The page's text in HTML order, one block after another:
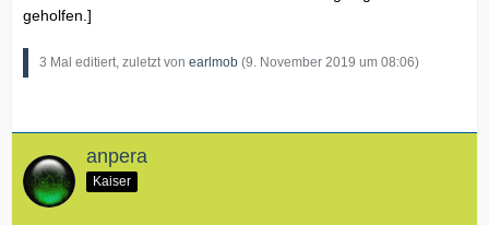
geholfen.]
3 Mal editiert, zuletzt von earlmob (9. November 2019 um 08:06)
anpera
Kaiser